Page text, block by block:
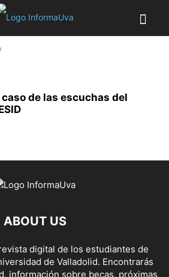
caso de las escuchas del
ABOUT US
digital de los estudiantes de
de Valladolid. Encontrarás
información sobre becas, próximas